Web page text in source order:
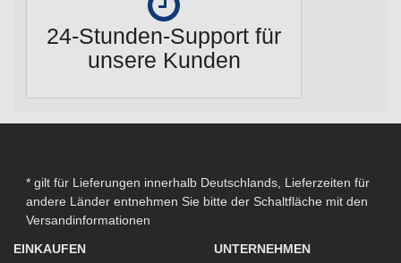
24-Stunden-Support für
unsere Kunden
* gilt für Lieferungen innerhalb Deutschlands, Lieferzeiten für
andere Länder entnehmen Sie bitte der Schaltfläche mit den
Versandinformationen
EINKAUFEN
UNTERNEHMEN